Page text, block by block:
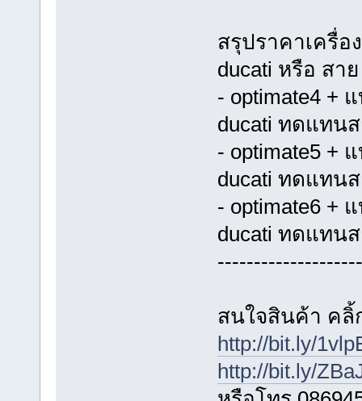
สรุปราคาเครื่อ
ducati หรือ สา
- optimate4 +
ducati ทดแทน
- optimate5 +
ducati ทดแทน
- optimate6 +
ducati ทดแทน
สนใจสินค้า คลิ้
http://bit.ly/
http://bit.ly/